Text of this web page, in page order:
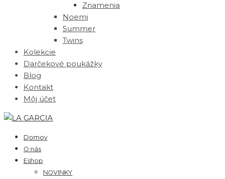
Znamenia
Noemi
Summer
Twins
Kolekcie
Darčekové poukážky
Blog
Kontakt
Môj účet
Domov
O nás
Eshop
NOVINKY